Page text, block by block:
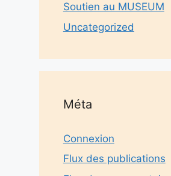
Soutien au MUSEUM
Uncategorized
Méta
Connexion
Flux des publications